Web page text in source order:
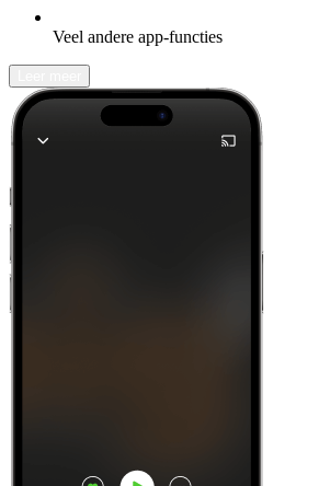
Veel andere app-functies